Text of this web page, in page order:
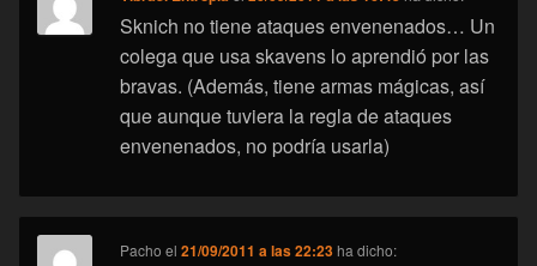
Sknich no tiene ataques envenenados… Un
colega que usa skavens lo aprendió por las
bravas. (Además, tiene armas mágicas, así
que aunque tuviera la regla de ataques
envenenados, no podría usarla)
Pacho el21/09/2011 a las 22:23 ha dicho: